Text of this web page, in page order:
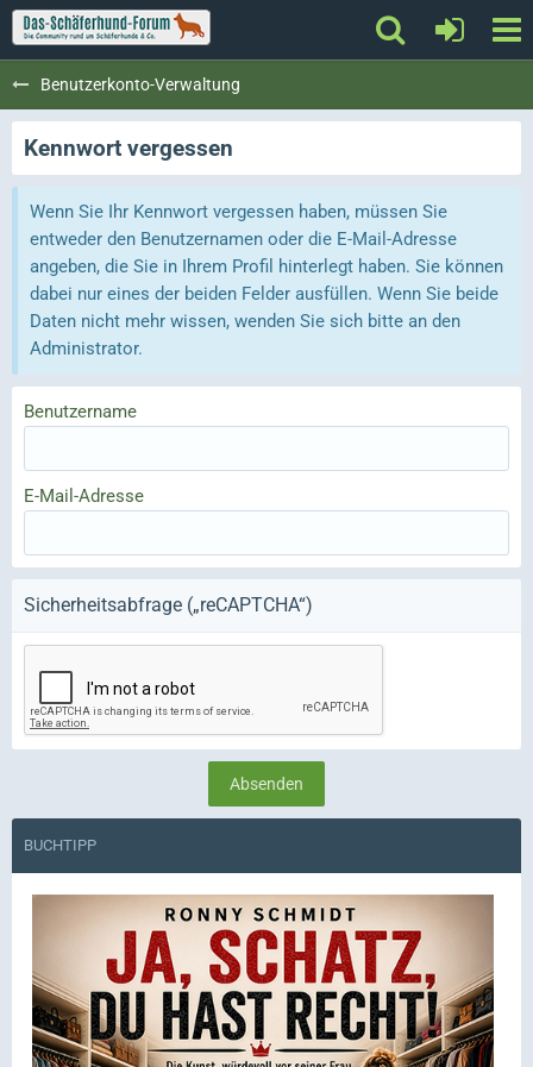
Benutzerkonto-Verwaltung
Kennwort vergessen
Wenn Sie Ihr Kennwort vergessen haben, müssen Sie
entweder den Benutzernamen oder die E-Mail-Adresse
angeben, die Sie in Ihrem Profil hinterlegt haben. Sie können
dabei nur eines der beiden Felder ausfüllen. Wenn Sie beide
Daten nicht mehr wissen, wenden Sie sich bitte an den
Administrator.
Benutzername
E-Mail-Adresse
Sicherheitsabfrage („reCAPTCHA“)
BUCHTIPP